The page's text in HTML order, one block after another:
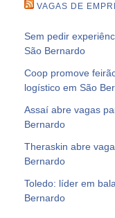
VAGAS DE
Sem pedir
São Bernardo
Coop promove
logístico em São
Assaí abre vagas
Bernardo
Theraskin abre
Bernardo
Toledo: líder em
Bernardo